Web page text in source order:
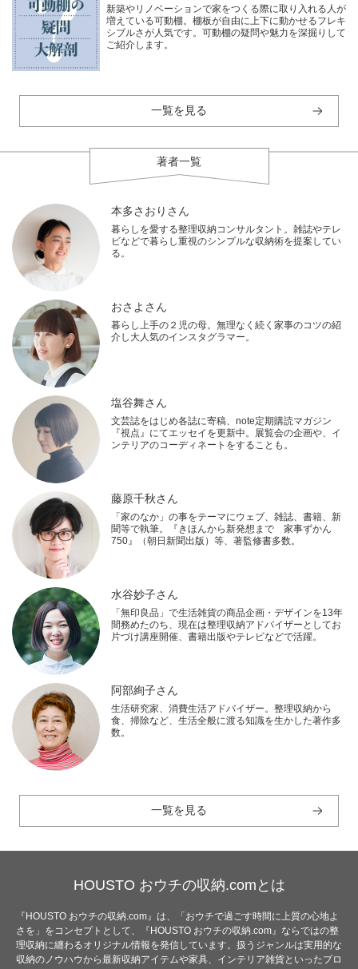
新築やリノベーションで家をつくる際に取り入れる人が
増えている可動棚。棚板が自由に上下に動かせるフレキ
シブルさが人気です。可動棚の疑問や魅力を深掘りして
ご紹介します。
一覧を見る
著者一覧
本多さおりさん
暮らしを愛する整理収納コンサルタント。雑誌やテレ
ビなどで暮らし重視のシンプルな収納術を提案してい
る。
おさよさん
暮らし上手の２児の母。無理なく続く家事のコツの紹
介し大人気のインスタグラマー。
塩谷舞さん
文芸誌をはじめ各誌に寄稿、note定期購読マガジン
『視点』にてエッセイを更新中。展覧会の企画や、イ
ンテリアのコーディネートをすることも。
藤原千秋さん
「家のなか」の事をテーマにウェブ、雑誌、書籍、新
聞等で執筆。『きほんから新発想まで 家事ずかん
750』（朝日新聞出版）等、著監修書多数。
水谷妙子さん
「無印良品」で生活雑貨の商品企画・デザインを13年
間務めたのち、現在は整理収納アドバイザーとしてお
片づけ講座開催、書籍出版やテレビなどで活躍。
阿部絢子さん
生活研究家、消費生活アドバイザー。整理収納から
食、掃除など、生活全般に渡る知識を生かした著作多
数。
一覧を見る
HOUSTO おウチの収納.comとは
『HOUSTO おウチの収納.com』は、「おウチで過ごす時間に上質の心地よ
さを」をコンセプトとして、『HOUSTO おウチの収納.com』ならではの整
理収納に纏わるオリジナル情報を発信しています。扱うジャンルは実用的な
収納のノウハウから最新収納アイテムや家具、インテリア雑貨といったプロ